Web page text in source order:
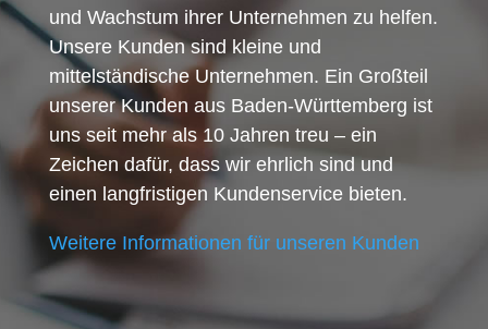
und Wachstum ihrer Unternehmen zu helfen.
Unsere Kunden sind kleine und
mittelständische Unternehmen. Ein Großteil
unserer Kunden aus Baden-Württemberg ist
uns seit mehr als 10 Jahren treu – ein
Zeichen dafür, dass wir ehrlich sind und
einen langfristigen Kundenservice bieten.
Weitere Informationen für unseren Kunden